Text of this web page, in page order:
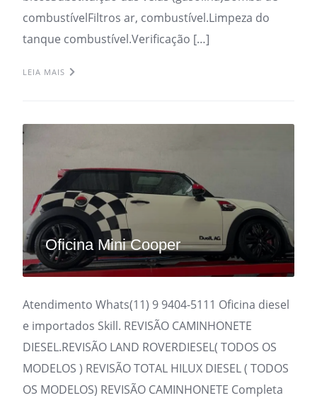
combustívelFiltros ar, combustível.Limpeza do
tanque combustível.Verificação […]
LEIA MAIS
Oficina Mini Cooper
Atendimento Whats(11) 9 9404-5111 Oficina diesel
e importados Skill. REVISÃO CAMINHONETE
DIESEL.REVISÃO LAND ROVERDIESEL( TODOS OS
MODELOS ) REVISÃO TOTAL HILUX DIESEL ( TODOS
OS MODELOS) REVISÃO CAMINHONETE Completa